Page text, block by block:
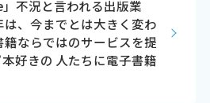
不況と言われる出版業
、今までとは大きく変わ
籍ならではのサービスを提
好きの 人たちに電子書籍